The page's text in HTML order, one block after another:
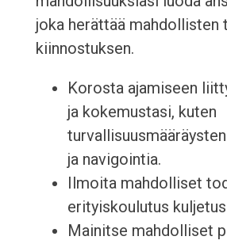
joka herättää mahdollisten
kiinnostuksen.
Korosta ajamiseen
ja kokemustasi, kuten
ja navigointia.
Ilmoita mahdolliset
erityiskoulutus
Mainitse mahdolliset